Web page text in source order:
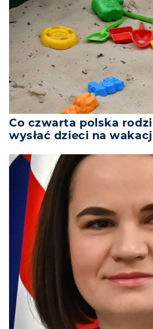
Co czwarta polska
wysłać dzieci na